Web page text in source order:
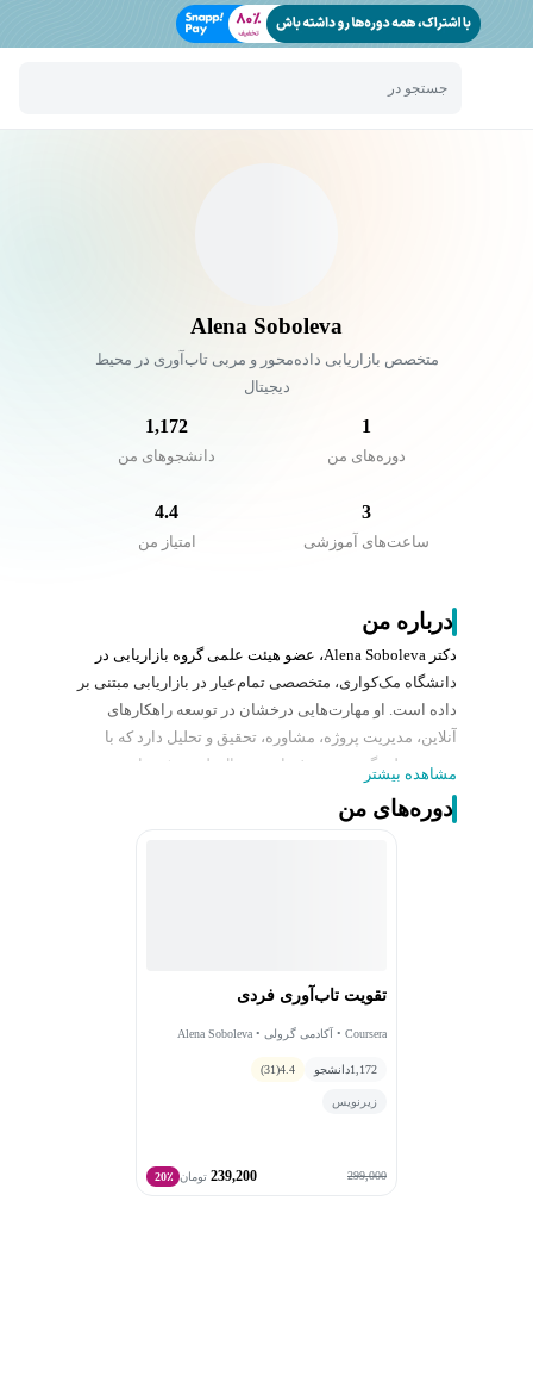
جستجو در
Alena Soboleva
متخصص بازاریابی داده‌محور و مربی تاب‌آوری در محیط
دیجیتال
1
دوره‌های من
1,172
دانشجو‌های من
3
ساعت‌های آموزشی
4.4
امتیاز من
درباره من
دکتر Alena Soboleva، عضو هیئت علمی گروه بازاریابی در
دانشگاه مک‌کواری، متخصصی تمام‌عیار در بازاریابی مبتنی بر
داده است. او مهارت‌هایی درخشان در توسعه راهکارهای
آنلاین، مدیریت پروژه، مشاوره، تحقیق و تحلیل دارد که با
تجربه عملی گسترده در فضای دیجیتال تلفیق شده است. در
ذی‌نفعان، همکاران و هم‌پیمانان موفق به برقراری روابط
مشاهده بیشتر
دوره‌های من
تقویت تاب‌آوری فردی
Coursera • آکادمی گرولی • Alena Soboleva
1,172دانشجو 4.4
(31)
زیرنویس
299,000
239,200 تومان 20٪